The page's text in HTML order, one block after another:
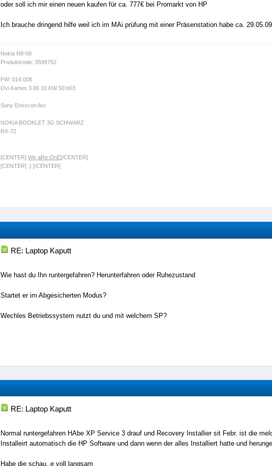
oder soll ich mir einen neuen kaufen für ca. 777€ bei Promarkt von HP
Ich brauche dringend hilfe weil ich im MAi prüfung mit einer Präsenstation habe ca. 29.05.09
Nokia N8-00
Produktcode: 0599762
FW: 014.008
Ovi Karten 3.06 10 KW 50 b03
Sony Erisscon Arc
NOKIA BOOKLET 3G SCHWARZ
RX-72
[CENTER]We aRe OnE[/CENTER]
[CENTER] :) [/CENTER]
RE: Laptop Kaputt
Wie hast du Ihn runtergefahren? Herunterfahren oder Ruhezustand
Startet er im Abgesicherten Modus?
Wechles Betriebssystem nutzt du und mit welchem SP?
RE: Laptop Kaputt
Normal runtergefahren HAbe XP Service 3 drauf und Recovery Installier sit Febr. ist die
Installeirt automatisch die HP Software und dann wenn der alles Installiert hatte und
Habe die schau..e voll langsam